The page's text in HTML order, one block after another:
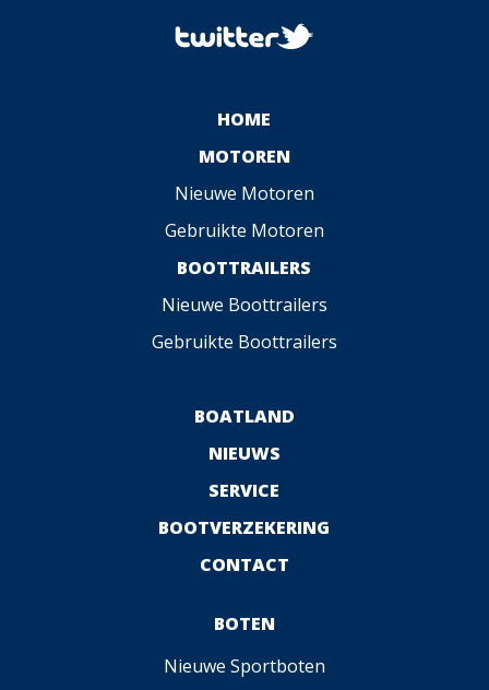
HOME
MOTOREN
Nieuwe Motoren
Gebruikte Motoren
BOOTTRAILERS
Nieuwe Boottrailers
Gebruikte Boottrailers
BOATLAND
NIEUWS
SERVICE
BOOTVERZEKERING
CONTACT
BOTEN
Nieuwe Sportboten